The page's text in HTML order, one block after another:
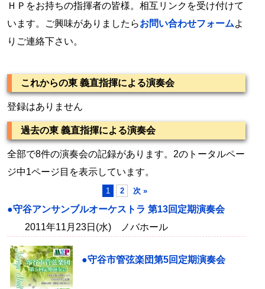
ＨＰをお持ちの指揮者の皆様。相互リンクを受け付けて
います。ご興味がありましたらお問い合わせフォームよ
りご連絡下さい。
これからの東 義直指揮による演奏会
登録はありません
過去の東 義直指揮による演奏会
全部で8件の演奏会の記録があります。2のトータルペー
ジ中1ページ目を表示しています。
1 2 次 »
●守谷アンサンブルオーケストラ 第13回定期演奏会
2011年11月23日(水) ノバホール
●守谷市管弦楽団第5回定期演奏会